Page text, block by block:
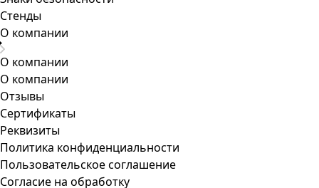
Стенды
О компании
О компании
О компании
Отзывы
Сертификаты
Реквизиты
Политика конфиденциальности
Пользовательское соглашение
Согласие на обработку